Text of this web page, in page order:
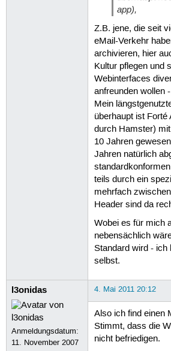
app),
Z.B. jene, die seit
eMail-Verkehr
archivieren, hier
Kultur pflegen und
Webinterfaces
anfreunden wollen
Mein
überhaupt ist Forté
durch Hamster)
10 Jahren
Jahren natürlich
teils durch ein
mehrfach
Header sind da
Wobei es für mich
nebensächlich
Standard wird -
selbst.
l3onidas
Anmeldungsdatum:
11. November 2007
4. Mai 2011 20:12
Also ich find einen
Stimmt, dass die
nicht befriedigen.